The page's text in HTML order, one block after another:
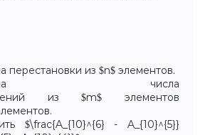
перестановки из $n$ элементов.
числа
из $m$ элементов
$\frac{A_{10}^{6} - A_{10}^{5}}